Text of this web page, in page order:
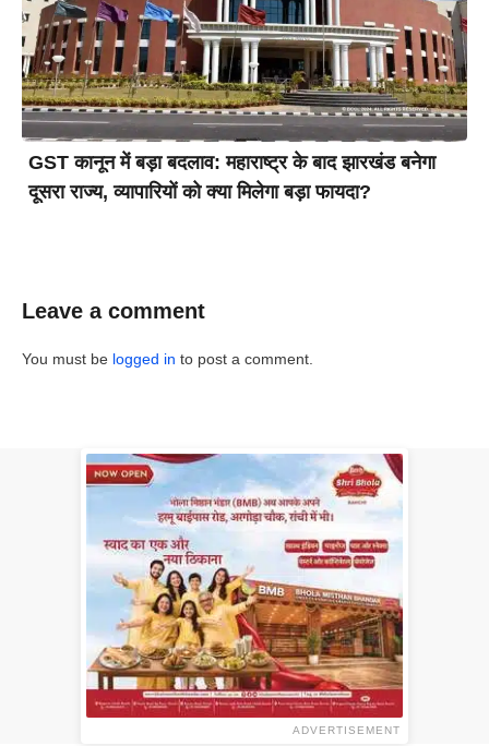
GST कानून में बड़ा बदलाव: महाराष्ट्र के बाद झारखंड बनेगा
दूसरा राज्य, व्यापारियों को क्या मिलेगा बड़ा फायदा?
Leave a comment
You must be logged in to post a comment.
ADVERTISEMENT